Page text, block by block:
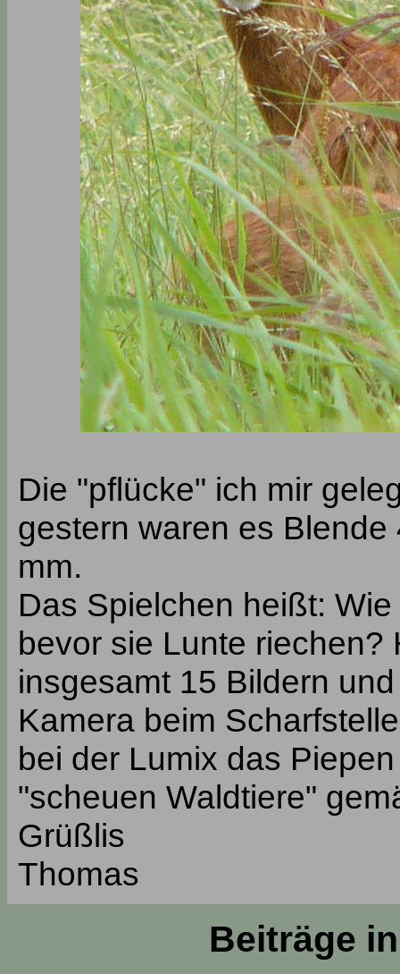
Die "pflücke" ich mir
gestern waren es
mm.
Das Spielchen heißt:
bevor sie Lunte riechen?
insgesamt 15 Bildern
Kamera beim
bei der Lumix das
"scheuen Waldtiere"
Grüßlis
Thomas
Beiträge